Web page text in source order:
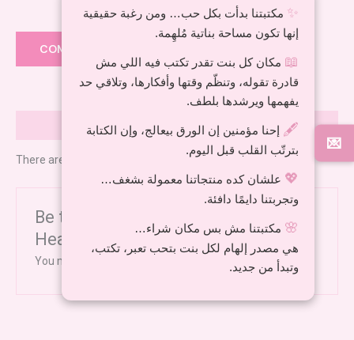
Add to wishlist
COMPARE
There are no reviews yet.
Be the first to review “Sticky notes (
Heart shape)”
You must be
💌
✨ مكتبتنا بدأت بكل حب… ومن رغبة حقيقية
إنها تكون مساحة بناتية مُلهِمة.
📖 مكان كل بنت تقدر تكتب فيه اللي مش
قادرة تقوله، وتنظّم وقتها وأفكارها، وتلاقي حد
يفهمها ويرشدها بلطف.
🖋️ إحنا مؤمنين إن الورق بيعالج، وإن الكتابة
بترتّب القلب قبل اليوم.
💖 علشان كده منتجاتنا معمولة بشغف…
وتجربتنا دايمًا دافئة.
🌸 مكتبتنا مش بس مكان شراء…
هي مصدر إلهام لكل بنت بتحب تعبر، تكتب،
وتبدأ من جديد.